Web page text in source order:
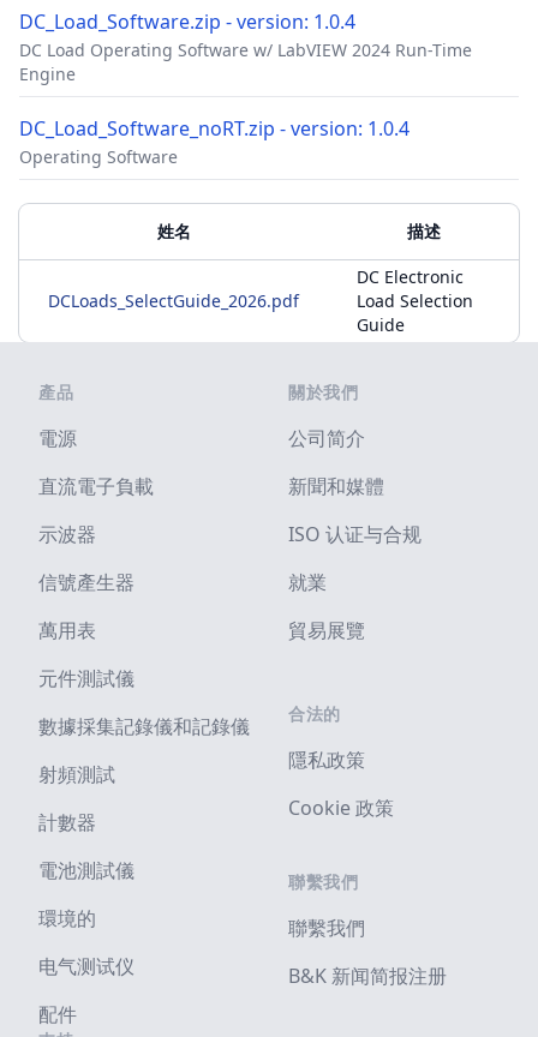
DC_Load_Software.zip - version: 1.0.4
DC Load Operating Software w/ LabVIEW 2024 Run-Time
Engine
DC_Load_Software_noRT.zip - version: 1.0.4
Operating Software
配件
附加材料
姓名 描述
DCLoads_SelectGuide_2026.pdf
DC Electronic
Load Selection
Guide
產品
電源
直流電子負載
示波器
信號產生器
萬用表
元件測試儀
數據採集記錄儀和記錄儀
射頻測試
計數器
電池測試儀
環境的
电气测试仪
配件
關於我們
公司简介
新聞和媒體
ISO 认证与合规
就業
貿易展覽
合法的
隱私政策
Cookie 政策
聯繫我們
聯繫我們
B&K 新闻简报注册